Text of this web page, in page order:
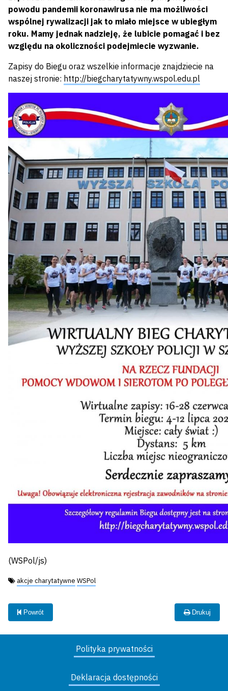
powodu pandemii koronawirusa nie ma możliwości
wspólnej rywalizacji jak to miało miejsce w ubiegłym
roku. Mamy jednak nadzieję, że lubicie pomagać i bez
względu na okoliczności podejmiecie wyzwanie.
Zapisy do Biegu oraz wszelkie informacje znajdziecie na
naszej stronie: http://biegcharytatywny.wspol.edu.pl
(WSPol/js)
Tagi:
akcje charytatywne WSPol
Powrót Drukuj
Polityka prywatności
Deklaracja dostępności